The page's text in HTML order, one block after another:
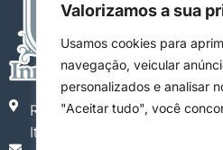
Valorizamos a sua
Usamos cookies para
navegação, veicular
personalizados e analisar
"Aceitar tudo", você
R: Cel. Renno, 247
Itajubá, MG